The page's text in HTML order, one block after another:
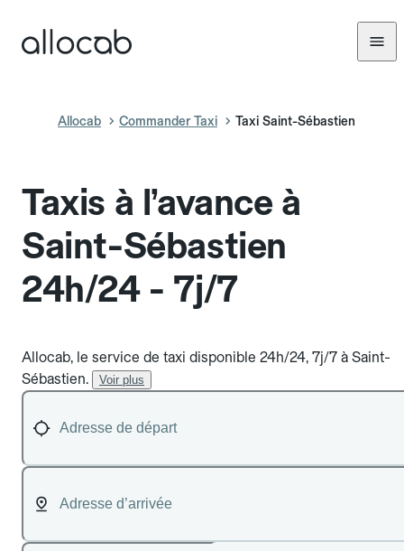
Allocab Commander Taxi Taxi Saint-Sébastien
Taxis à l’avance à
Saint-Sébastien
24h/24 - 7j/7
Allocab, le service de taxi disponible 24h/24, 7j/7 à Saint-
Sébastien.
Voir plus